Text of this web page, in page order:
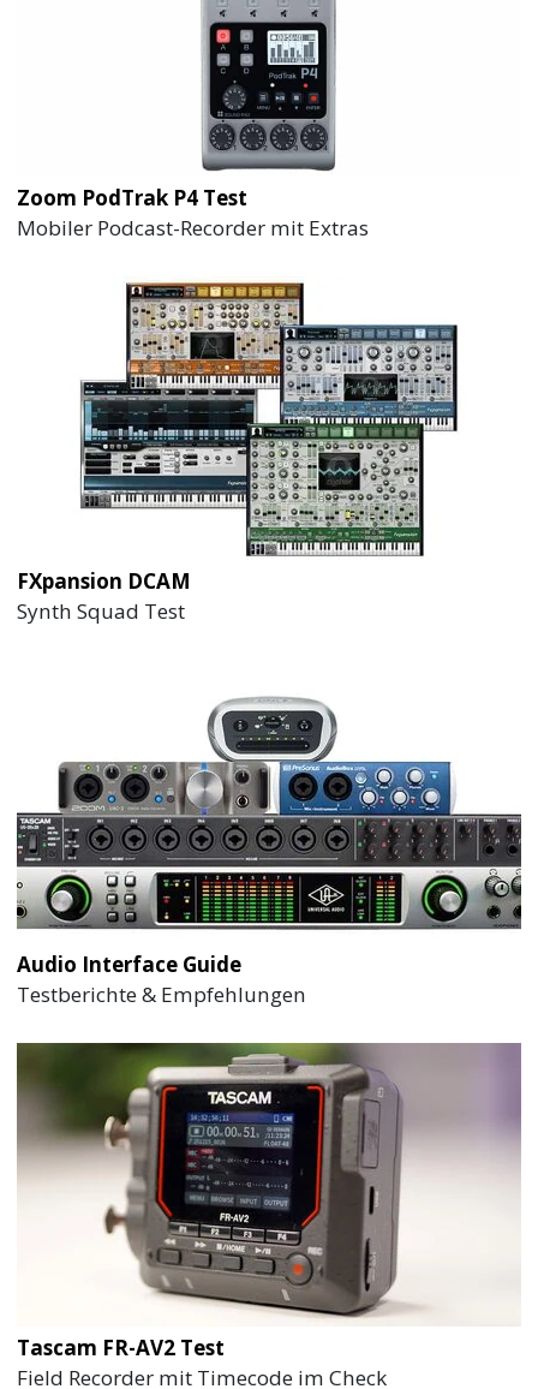
Zoom PodTrak P4 Test
Mobiler Podcast-Recorder mit Extras
FXpansion DCAM
Synth Squad Test
Audio Interface Guide
Testberichte & Empfehlungen
Tascam FR-AV2 Test
Field Recorder mit Timecode im Check